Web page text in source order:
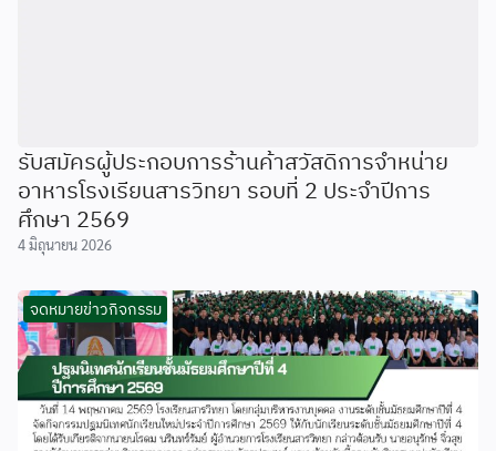
รับสมัครผู้ประกอบการร้านค้าสวัสดิการจำหน่าย
อาหารโรงเรียนสารวิทยา รอบที่ 2 ประจำปีการ
ศึกษา 2569
4 มิถุนายน 2026
จดหมายข่าวกิจกรรม